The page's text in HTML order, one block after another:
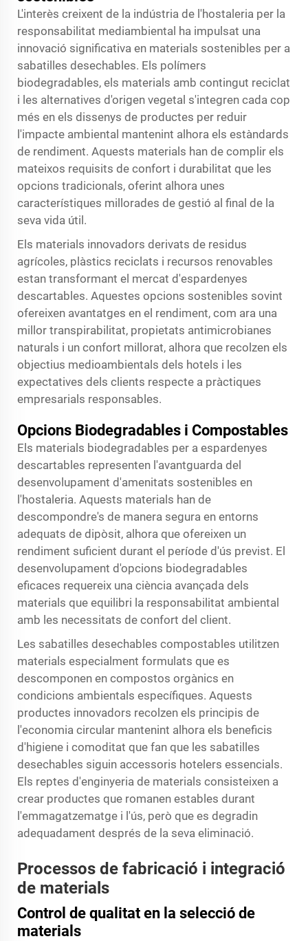
L'interès creixent de la indústria de l'hostaleria per la
responsabilitat mediambiental ha impulsat una
innovació significativa en materials sostenibles per a
sabatilles desechables. Els polímers
biodegradables, els materials amb contingut reciclat
i les alternatives d'origen vegetal s'integren cada cop
més en els dissenys de productes per reduir
l'impacte ambiental mantenint alhora els estàndards
de rendiment. Aquests materials han de complir els
mateixos requisits de confort i durabilitat que les
opcions tradicionals, oferint alhora unes
característiques millorades de gestió al final de la
seva vida útil.
Els materials innovadors derivats de residus
agrícoles, plàstics reciclats i recursos renovables
estan transformant el mercat d'espardenyes
descartables. Aquestes opcions sostenibles sovint
ofereixen avantatges en el rendiment, com ara una
millor transpirabilitat, propietats antimicrobianes
naturals i un confort millorat, alhora que recolzen els
objectius medioambientals dels hotels i les
expectatives dels clients respecte a pràctiques
empresarials responsables.
Opcions Biodegradables i Compostables
Els materials biodegradables per a espardenyes
descartables representen l'avantguarda del
desenvolupament d'amenitats sostenibles en
l'hostaleria. Aquests materials han de
descompondre's de manera segura en entorns
adequats de dipòsit, alhora que ofereixen un
rendiment suficient durant el període d'ús previst. El
desenvolupament d'opcions biodegradables
eficaces requereix una ciència avançada dels
materials que equilibri la responsabilitat ambiental
amb les necessitats de confort del client.
Les sabatilles desechables compostables utilitzen
materials especialment formulats que es
descomponen en compostos orgànics en
condicions ambientals específiques. Aquests
productes innovadors recolzen els principis de
l'economia circular mantenint alhora els beneficis
d'higiene i comoditat que fan que les sabatilles
desechables siguin accessoris hotelers essencials.
Els reptes d'enginyeria de materials consisteixen a
crear productes que romanen estables durant
l'emmagatzematge i l'ús, però que es degradin
adequadament després de la seva eliminació.
Processos de fabricació i integració
de materials
Control de qualitat en la selecció de
materials